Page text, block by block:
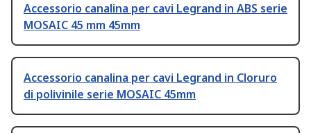
Accessorio canalina per cavi Legrand in ABS serie
MOSAIC 45 mm 45mm
Accessorio canalina per cavi Legrand in Cloruro
di polivinile serie MOSAIC 45mm